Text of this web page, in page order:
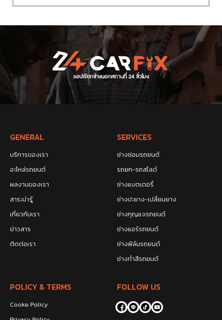
GENERAL
บริการของเรา
อะไหล่รถยนต์
ผลงานของเรา
สาระน่ารู้
เกี่ยวกับเรา
ข่าวสาร
ติดต่อเรา
SERVICES
ช่างซ่อมรถยนต์
รถยก-รถสไลด์
ช่างแบตเตอรี่
ช่างปะยาง-เปลี่ยนยาง
ช่างกุญแจรถยนต์
ช่างแอร์รถยนต์
ช่างฟิล์มรถยนต์
ช่างทำสีรถยนต์
POLICY & TERMS
Cooke Policy
FOLLOW US